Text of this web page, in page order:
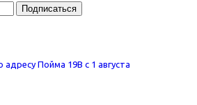
Пойма 19В с 1 августа